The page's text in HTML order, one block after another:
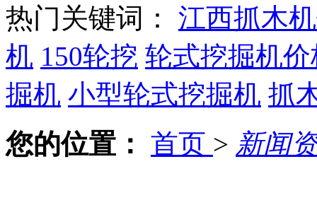
热门关键词： 江西抓木
机 150轮挖 轮式挖掘机
掘机 小型轮式挖掘机 抓
您的位置： 首页 > 新闻